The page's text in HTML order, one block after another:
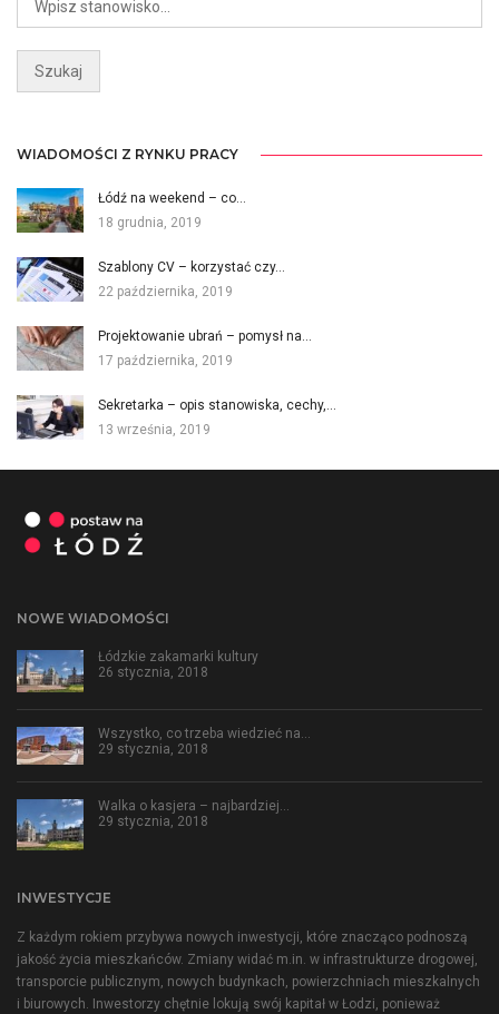
WIADOMOŚCI Z RYNKU PRACY
Łódź na weekend – co…
18 grudnia, 2019
Szablony CV – korzystać czy…
22 października, 2019
Projektowanie ubrań – pomysł na…
17 października, 2019
Sekretarka – opis stanowiska, cechy,…
13 września, 2019
NOWE WIADOMOŚCI
Łódzkie zakamarki kultury
26 stycznia, 2018
Wszystko, co trzeba wiedzieć na…
29 stycznia, 2018
Walka o kasjera – najbardziej…
29 stycznia, 2018
INWESTYCJE
Z każdym rokiem przybywa nowych inwestycji, które znacząco podnoszą
jakość życia mieszkańców. Zmiany widać m.in. w infrastrukturze drogowej,
transporcie publicznym, nowych budynkach, powierzchniach mieszkalnych
i biurowych. Inwestorzy chętnie lokują swój kapitał w Łodzi, ponieważ